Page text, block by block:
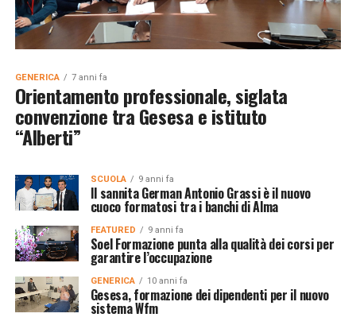
GENERICA 7 anni fa
Orientamento professionale, siglata
convenzione tra Gesesa e istituto
“Alberti”
SCUOLA 9 anni fa
Il sannita German Antonio Grassi è il nuovo
cuoco formatosi tra i banchi di Alma
FEATURED 9 anni fa
Soel Formazione punta alla qualità dei corsi per
garantire l’occupazione
GENERICA 10 anni fa
Gesesa, formazione dei dipendenti per il nuovo
sistema Wfm